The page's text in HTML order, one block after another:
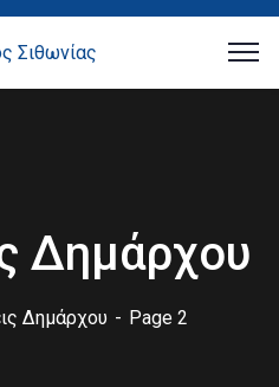
Δημάρχου
Δημάρχου Page 2